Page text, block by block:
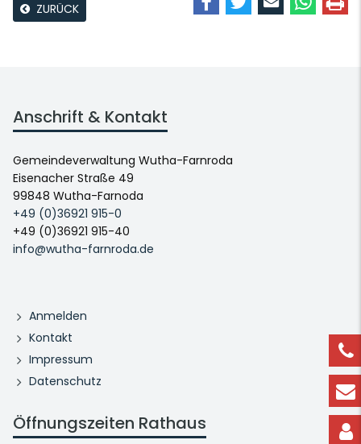
ZURÜCK
Anschrift & Kontakt
Gemeindeverwaltung Wutha-Farnroda
Eisenacher Straße 49
99848 Wutha-Farnoda
+49 (0)36921 915-0
+49 (0)36921 915-40
info@wutha-farnroda.de
Anmelden
Kontakt
Impressum
Datenschutz
Öffnungszeiten Rathaus